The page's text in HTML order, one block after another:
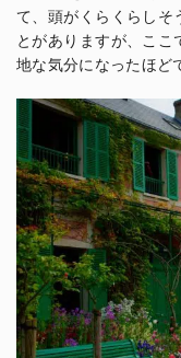
て、頭がくらくらしそ
とがありますが、こ
地な気分になったほど